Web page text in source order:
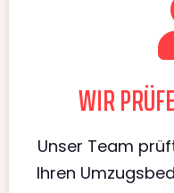
WIR
Unser Team
Ihren